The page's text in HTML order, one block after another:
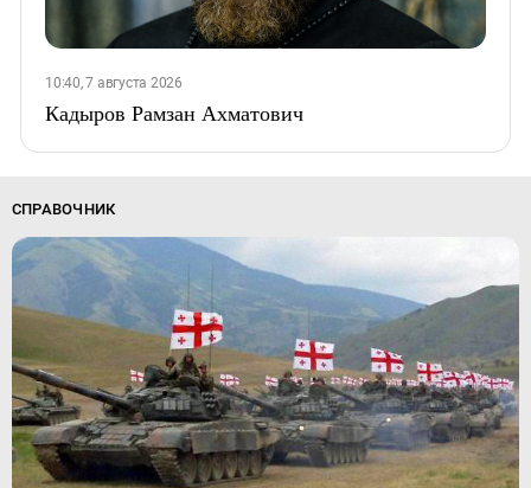
10:40, 7 августа 2026
Кадыров Рамзан Ахматович
СПРАВОЧНИК